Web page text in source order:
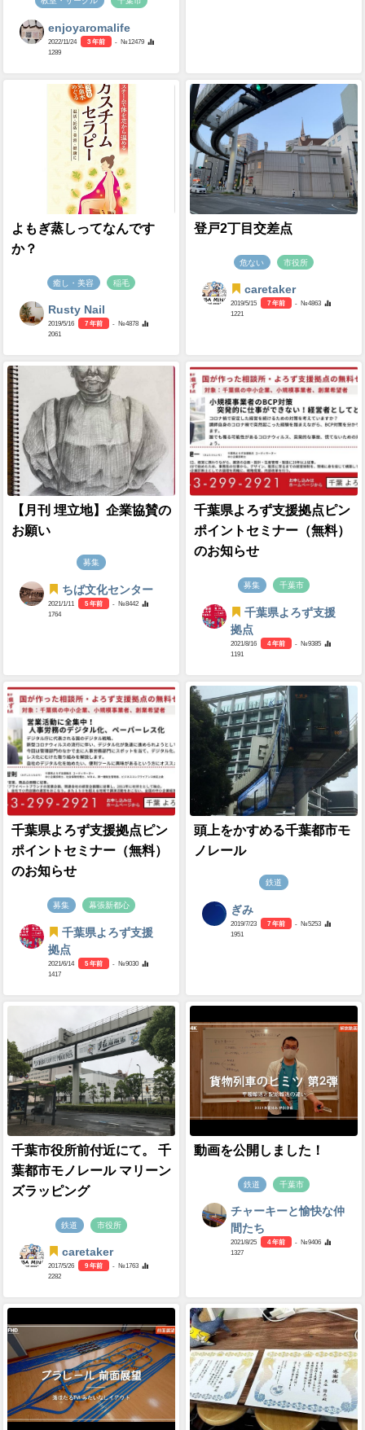
enjoyaromalife
2022/11/24 3 年前
- №12479
1289
よもぎ蒸しってなんです
か？
癒し・美容 稲毛
Rusty Nail
2019/5/16 7 年前
- №4878
2061
登戸2丁目交差点
危ない 市役所
caretaker
2019/5/15 7 年前
- №4863
1221
【月刊 埋立地】企業協賛の
お願い
募集
ちば文化センター
2021/1/11 5 年前
- №8442
1764
千葉県よろず支援拠点ピン
ポイントセミナー（無料）
のお知らせ
募集 千葉市
千葉県よろず支援
拠点
2021/8/16 4 年前
- №9385
1191
千葉県よろず支援拠点ピン
ポイントセミナー（無料）
のお知らせ
募集 幕張新都心
千葉県よろず支援
拠点
2021/6/14 5 年前
- №9030
1417
頭上をかすめる千葉都市モ
ノレール
鉄道
ぎみ
2019/7/23 7 年前
- №5253
1951
千葉市役所前付近にて。 千
葉都市モノレール マリーン
ズラッピング
鉄道 市役所
caretaker
2017/5/26 9 年前
- №1763
2282
動画を公開しました！
鉄道 千葉市
チャーキーと愉快な仲
間たち
2021/8/25 4 年前
- №9406
1327